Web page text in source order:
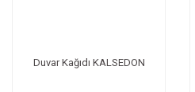
Duvar Kağıdı KALSEDON